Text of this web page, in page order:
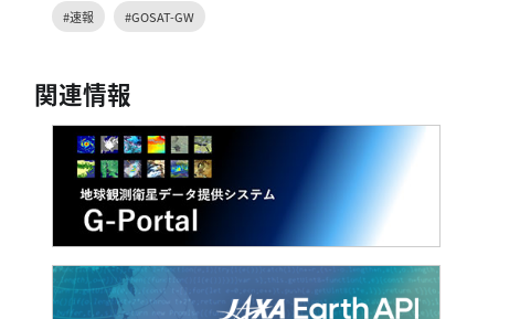
#速報 #GOSAT-GW
関連情報